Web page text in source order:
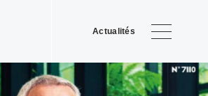
Actualités